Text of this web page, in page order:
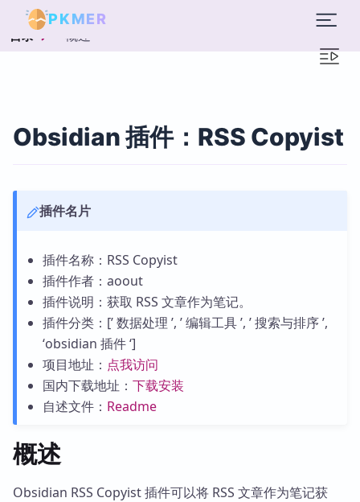
PKMER
目录 概述
Obsidian 插件：RSS Copyist
插件名片
插件名称：RSS Copyist
插件作者：aoout
插件说明：获取 RSS 文章作为笔记。
插件分类：[’ 数据处理 ’, ’ 编辑工具 ’, ’ 搜索与排序 ’,
‘obsidian 插件 ‘]
项目地址： 点我访问
国内下载地址： 下载安装
自述文件： Readme
概述
Obsidian RSS Copyist 插件可以将 RSS 文章作为笔记获